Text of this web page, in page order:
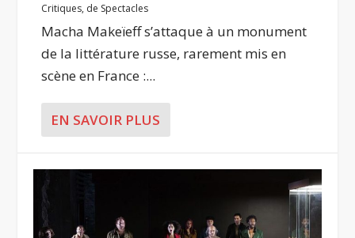
Critiques, de Spectacles
Macha Makeïeff s’attaque à un monument
de la littérature russe, rarement mis en
scène en France :...
EN SAVOIR PLUS